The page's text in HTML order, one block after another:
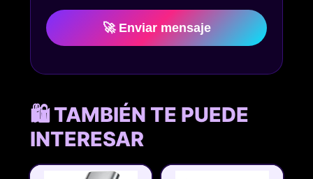
🚀 Enviar mensaje
🛍️ TAMBIÉN TE PUEDE
INTERESAR